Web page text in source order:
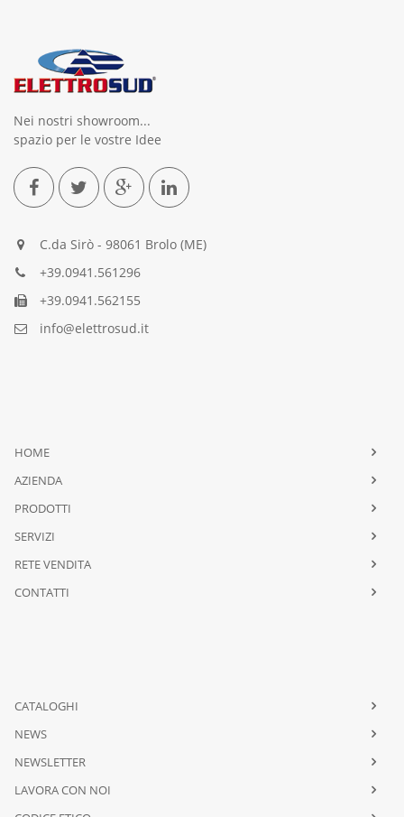
Nei nostri showroom...
spazio per le vostre Idee
C.da Sirò - 98061 Brolo (ME)
+39.0941.561296
+39.0941.562155
info@elettrosud.it
HOME
AZIENDA
PRODOTTI
SERVIZI
RETE VENDITA
CONTATTI
CATALOGHI
NEWS
NEWSLETTER
LAVORA CON NOI